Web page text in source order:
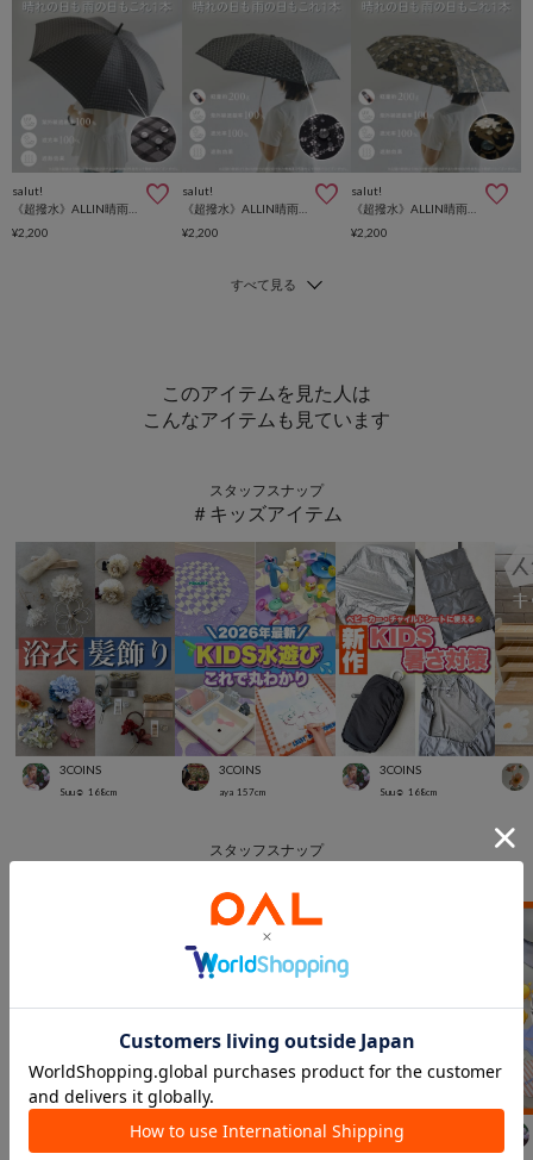
salut!
¥2,200
salut!
《超撥水》ALLIN晴雨兼用軽量傘折フラワークロス
¥2,200
salut!
¥2,200
このアイテムを見た人は
こんなアイテムも見ています
スタッフスナップ
＃キッズアイテム
3COINS
Suu☺︎ 168cm
3COINS
aya 157cm
3COINS
Suu☺︎ 168cm
スタッフスナップ
SHIHO 152cm
3COINS
aya 157cm
3COINS
Suu☺︎ 168cm